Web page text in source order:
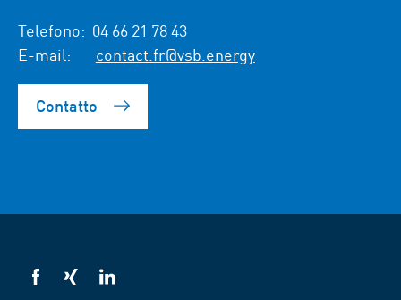
Telefono: 04 66 21 78 43
E-mail:
contact.fr@vsb.energy
Contatto
VSB
VSB
VSB